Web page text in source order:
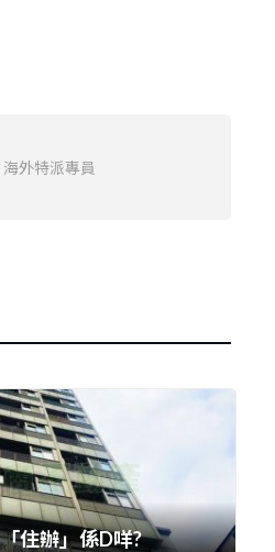
海外特派專員
住辦」係D咩?